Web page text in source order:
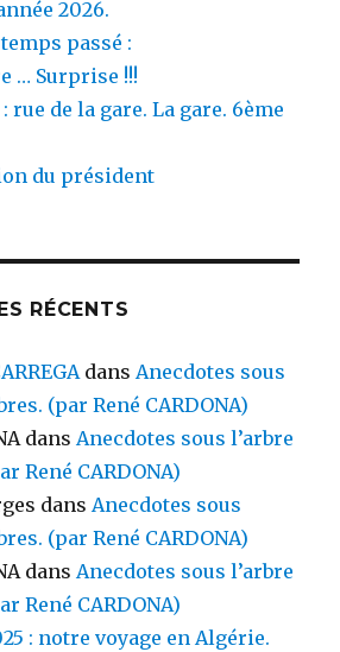
2026.
passé :
… Surprise !!!
rue de la gare. La gare. 6ème
du président
RÉCENTS
dansAnecdotes sous
(par René CARDONA)
dansAnecdotes sous l’arbre
René CARDONA)
dansAnecdotes sous
(par René CARDONA)
dansAnecdotes sous l’arbre
René CARDONA)
: notre voyage en Algérie.